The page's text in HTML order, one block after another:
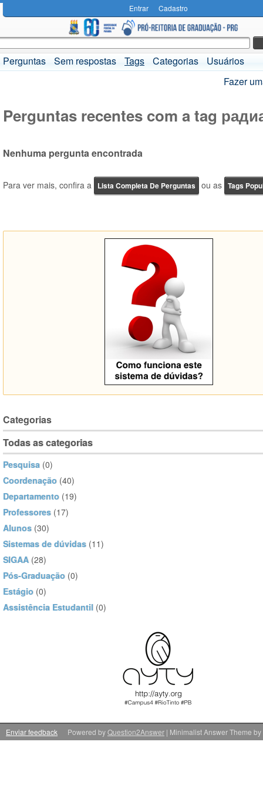
Entrar Cadastro
Perguntas Sem respostas Tags Categorias
Usuários
Fazer
Perguntas recentes com a tag
Nenhuma pergunta encontrada
Para ver mais, confira a Lista Completa De Perguntas ou as Tags
Categorias
Todas as categorias
Pesquisa (0)
Coordenação (40)
Departamento (19)
Professores (17)
Alunos (30)
Sistemas de dúvidas (11)
SIGAA (28)
Pós-Graduação (0)
Estágio (0)
Assistência Estudantil (0)
Enviar feedback | Minimalist Answer Theme by
Powered byQuestion2Answer